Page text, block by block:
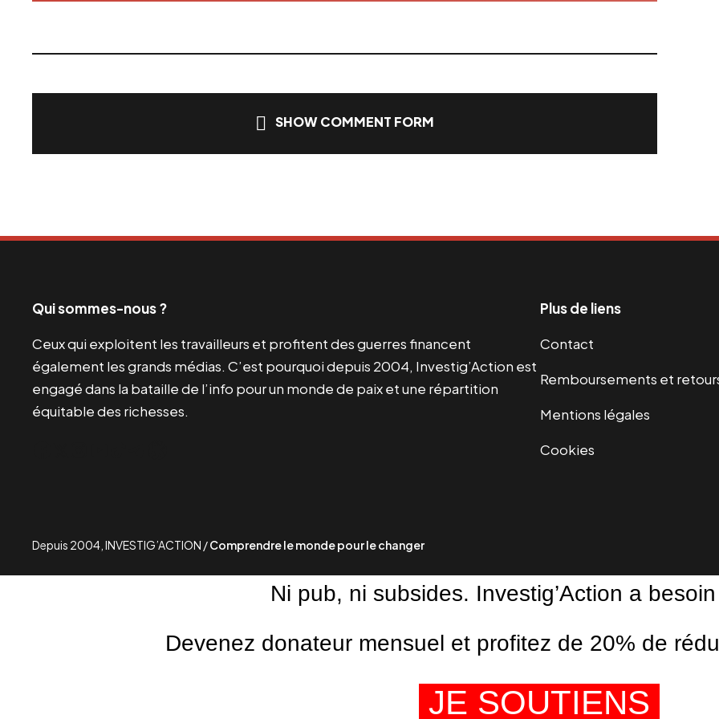
SHOW COMMENT FORM
Qui sommes-nous ?
Ceux qui exploitent les travailleurs et profitent des guerres financent
également les grands médias. C’est pourquoi depuis 2004, Investig’Action est
engagé dans la bataille de l’info pour un monde de paix et une répartition
équitable des richesses.
Plus de liens
Contact
Remboursements et
Mentions légales
Cookies
Depuis 2004, INVESTIG’ACTION /Comprendre le monde pour le changer
Ni pub, ni subsides. Investig’Action a
Devenez donateur mensuel et profitez de 20% de
JE SOUTIENS